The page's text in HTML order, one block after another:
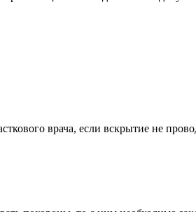
врача, если вскрытие не